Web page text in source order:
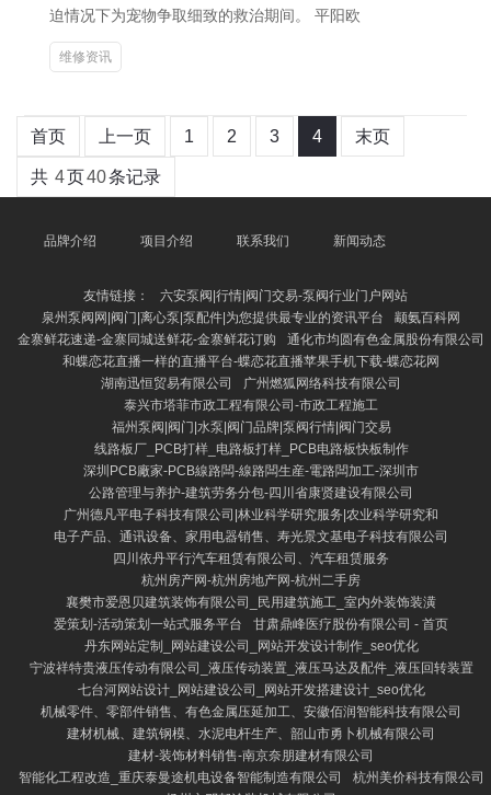
迫情况下为宠物争取细致的救治期间。 平阳欧
维修资讯
首页 上一页 1 2 3 4 末页
共 4页40条记录
品牌介绍 项目介绍 联系我们 新闻动态
友情链接：
六安泵阀|行情|阀门交易-泵阀行业门户网站
泉州泵阀网|阀门|离心泵|泵配件|为您提供最专业的资讯平台
颛氨百科网
金寨鲜花速递-金寨同城送鲜花-金寨鲜花订购
通化市均圆有色金属股份有限公司
和蝶恋花直播一样的直播平台-蝶恋花直播苹果手机下载-蝶恋花网
湖南迅恒贸易有限公司
广州燃狐网络科技有限公司
泰兴市塔菲市政工程有限公司-市政工程施工
福州泵阀|阀门|水泵|阀门品牌|泵阀行情|阀门交易
线路板厂_PCB打样_电路板打样_PCB电路板快板制作
深圳PCB廠家-PCB線路闆-線路闆生産-電路闆加工-深圳市
公路管理与养护-建筑劳务分包-四川省康贤建设有限公司
广州德凡平电子科技有限公司|林业科学研究服务|农业科学研究和
电子产品、通讯设备、家用电器销售、寿光景文基电子科技有限公司
四川依丹平行汽车租赁有限公司、汽车租赁服务
杭州房产网-杭州房地产网-杭州二手房
襄樊市爱恩贝建筑装饰有限公司_民用建筑施工_室内外装饰装潢
爱策划-活动策划一站式服务平台
甘肃鼎峰医疗股份有限公司 - 首页
丹东网站定制_网站建设公司_网站开发设计制作_seo优化
宁波祥特贵液压传动有限公司_液压传动装置_液压马达及配件_液压回转装置
七台河网站设计_网站建设公司_网站开发搭建设计_seo优化
机械零件、零部件销售、有色金属压延加工、安徽佰润智能科技有限公司
建材机械、建筑钢模、水泥电杆生产、韶山市勇卜机械有限公司
建材-装饰材料销售-南京奈朋建材有限公司
智能化工程改造_重庆泰曼途机电设备智能制造有限公司
杭州美价科技有限公司